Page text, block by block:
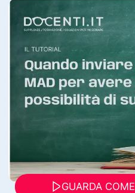
GUARDA